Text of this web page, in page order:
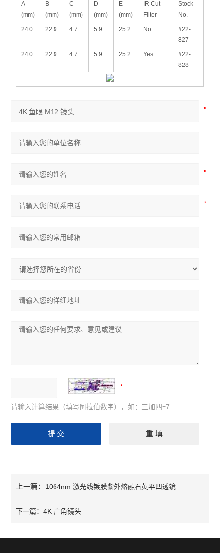
A
(mm)
B
(mm)
C
(mm)
D
(mm)
E
(mm)
IR Cut
Filter
Stock
No.
24.0 22.9 4.7 5.9 25.2 No
#22-
827
24.0 22.9 4.7 5.9 25.2 Yes
#22-
828
请输入计算结果（填写阿拉伯数字），如：三加四=7
上一篇： 1064nm 激光线镀膜紫外熔融石英平凹透镜
下一篇：4K 广角镜头